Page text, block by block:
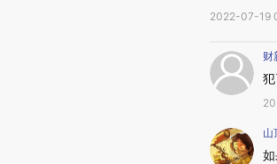
2022-07-19
财
山